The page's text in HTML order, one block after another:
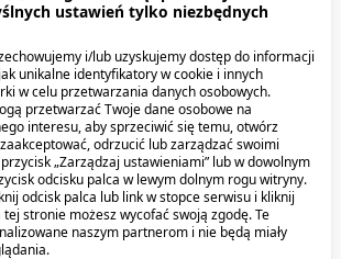
do
Cue, krople do uszu, 15ml
21,59 zł
15ml
Otinum, 20% (200 mg/g),
krople do uszu, 10 g
29,69 zł
200
szt
ustawień tylko niezbędnych
i/lub uzyskujemy dostęp do informacji
unikalne identyfikatory w cookie i innych
w celu przetwarzania danych osobowych.
przetwarzać Twoje dane osobowe na
interesu, aby sprzeciwić się temu, otwórz
odrzucić lub zarządzać swoimi
„Zarządzaj ustawieniami” lub w dowolnym
odcisku palca w lewym dolnym rogu witryny.
odcisk palca lub link w stopce serwisu i kliknij
stronie możesz wycofać swoją zgodę. Te
naszym partnerom i nie będą miały